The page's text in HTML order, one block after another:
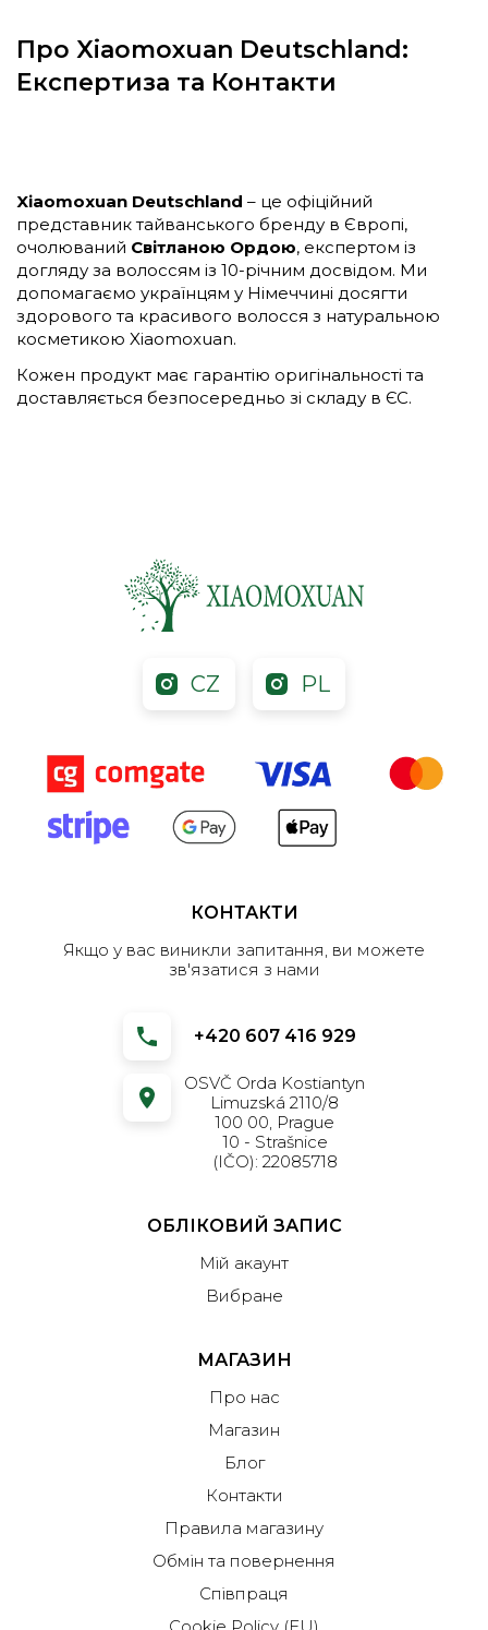
Про Xiaomoxuan Deutschland:
Експертиза та Контакти
Xiaomoxuan Deutschland – це офіційний
представник тайванського бренду в Європі,
очолюваний Світланою Ордою, експертом із
догляду за волоссям із 10-річним досвідом. Ми
допомагаємо українцям у Німеччині досягти
здорового та красивого волосся з натуральною
косметикою Xiaomoxuan.
Кожен продукт має гарантію оригінальності та
доставляється безпосередньо зі складу в ЄС.
CZ PL
КОНТАКТИ
Якщо у вас виникли запитання, ви можете
зв'язатися з нами
+420 607 416 929
OSVČ Orda Kostiantyn
Limuzská 2110/8
100 00, Prague
10 - Strašnice
(IČO): 22085718
ОБЛІКОВИЙ ЗАПИС
Мій акаунт
Вибране
МАГАЗИН
Про нас
Магазин
Блог
Контакти
Правила магазину
Обмін та повернення
Співпраця